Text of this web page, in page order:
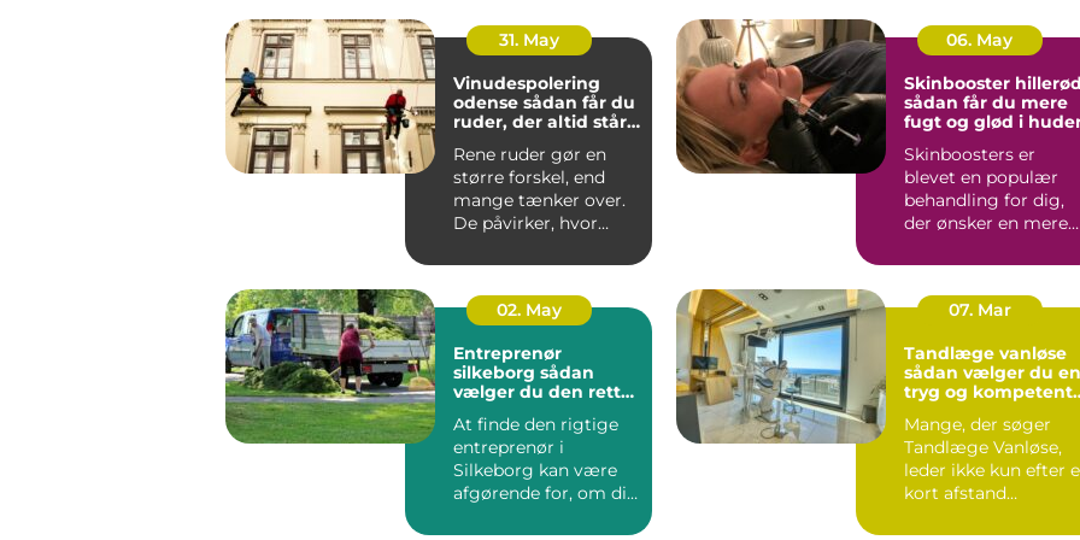
31. May
Vinudespolering
odense sådan får du
ruder, der altid står
Rene ruder gør en
større forskel, end
mange tænker over.
De påvirker, hvor
hvo...
06. May
Skinbooster hillerød
sådan får du mere
fugt og glød i
Skinboosters er
blevet en populær
behandling for dig,
der ønsker en mere
spændst...
02. May
Entreprenør
silkeborg sådan
vælger du den rette
At finde den rigtige
entreprenør i
Silkeborg kan være
afgørende for, om dit
07. Mar
Tandlæge vanløse
sådan vælger du en
tryg og kompetent
Mange, der søger
Tandlæge Vanløse,
leder ikke kun efter
kort afstand